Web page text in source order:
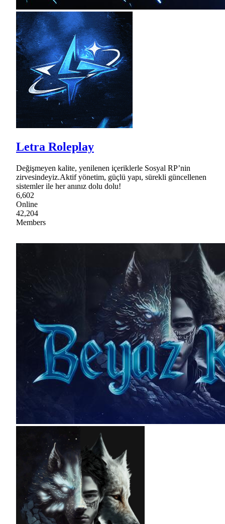
Letra Roleplay
Değişmeyen kalite, yenilenen içeriklerle Sosyal RP’nin
zirvesindeyiz.Aktif yönetim, güçlü yapı, sürekli güncellenen
sistemler ile her anınız dolu dolu!
6,602
Online
42,204
Members